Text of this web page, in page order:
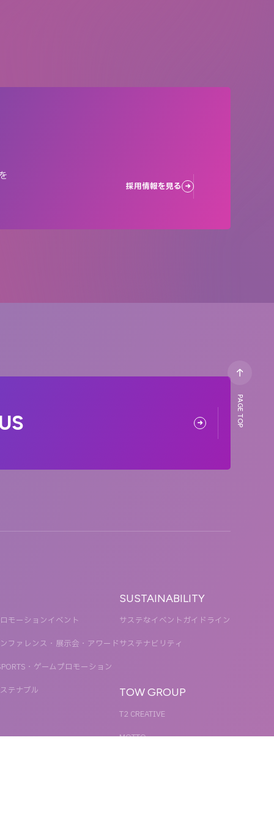
採用情報を見る
モーションイベント
ファレンス・展示会・アワード
・ゲームプロモーション
テナブル
SUSTAINABILITY
サステなイベントガイドライン
サステナビリティ
TOW GROUP
T2 CREATIVE
MOTTO
PAGE TOP